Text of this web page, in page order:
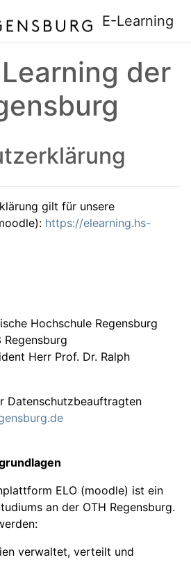
E-Learning
der
gilt für unsere
https://elearning.hs-
Hochschule Regensburg
Herr Prof. Dr. Ralph
Datenschutzbeauftragten
ELO (moodle) ist ein
an der OTH Regensburg.
verwaltet, verteilt und